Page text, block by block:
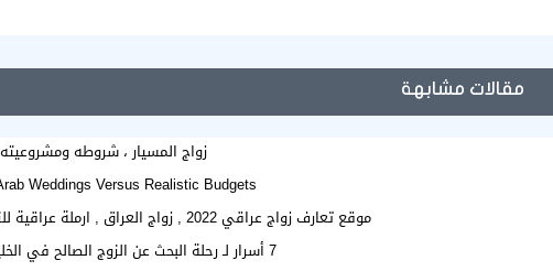
مقالات مشابهة
زواج المسيار ، شروطه ومشروعيته
Weddings Versus Realistic Budgets
موقع تعارف زواج عراقي 2022 , زواج العراق , ارملة عراقية للزواج , مطلقة عراقية للزواج
7 أسرار لـ رحلة البحث عن الزوج الصالح في الخليج والمغرب